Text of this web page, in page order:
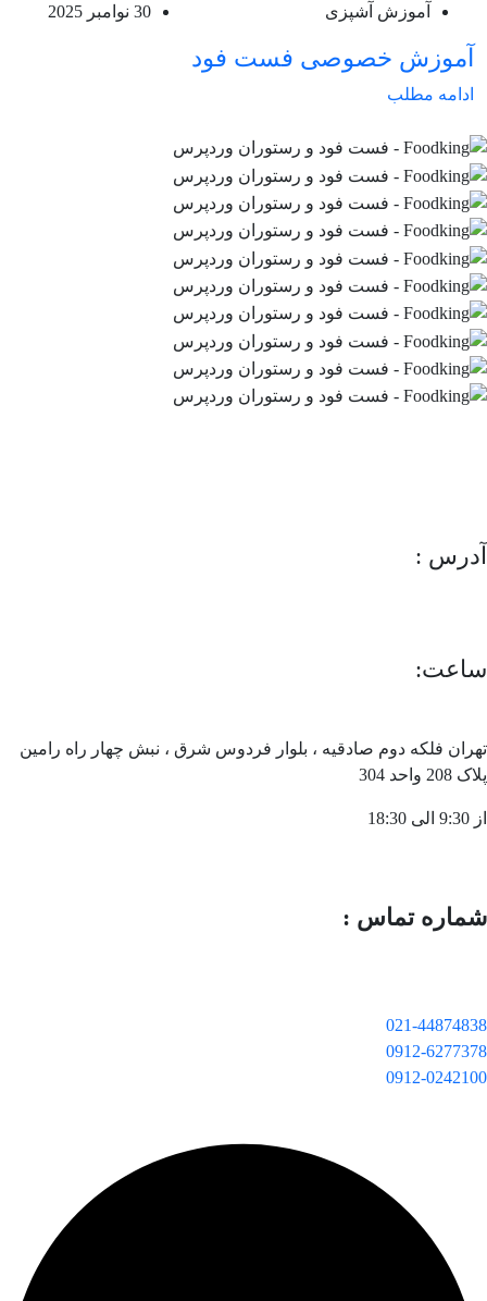
آموزش آشپزی
30 نوامبر 2025
آموزش خصوصی فست فود
ادامه مطلب
آدرس :
ساعت:
تهران فلکه دوم صادقیه ، بلوار فردوس شرق ، نبش چهار راه رامین
پلاک 208 واحد 304
از 9:30 الی 18:30
شماره تماس :
021-44874838
0912-6277378
0912-0242100